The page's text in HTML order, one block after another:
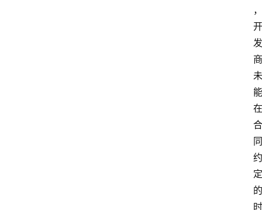
，
开
发
商
未
能
在
合
同
约
定
的
时